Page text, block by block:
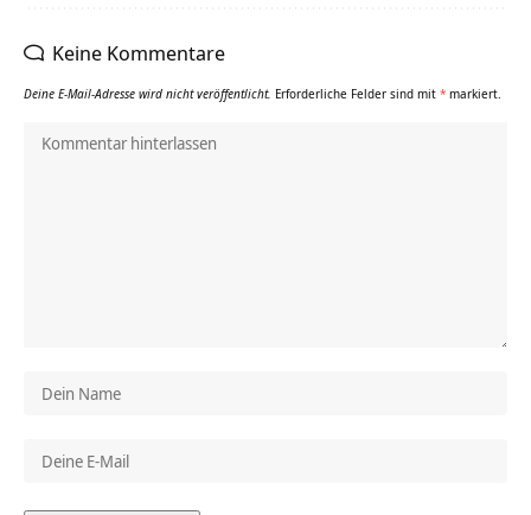
Keine Kommentare
Deine E-Mail-Adresse wird nicht veröffentlicht. Erforderliche Felder sind mit * markiert.